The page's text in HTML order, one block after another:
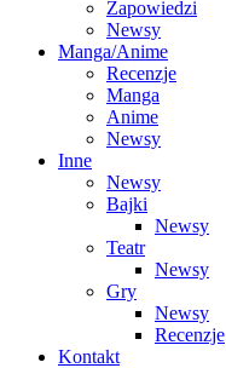
Zapowiedzi
Newsy
Manga/Anime
Recenzje
Manga
Anime
Newsy
Inne
Newsy
Bajki
Newsy
Teatr
Newsy
Gry
Newsy
Recenzje
Kontakt